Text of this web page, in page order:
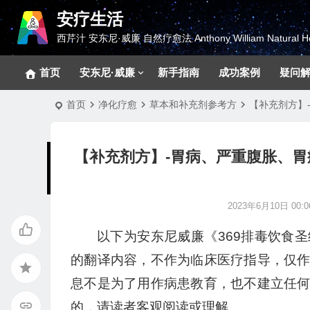
安疗生活
西芹汁 安东尼·威廉 自然疗愈法 Anthony William Natural
首页 安东尼·威廉 新手指南 成功案例 疑问
首页 净化疗愈 草本和补充剂参考方 【补充剂方
【补充剂方】-胃病、严重腹胀、
2023年6月10日
以下为安东尼威廉《369排毒饮食
的翻译内容，不作为临床医疗指导，仅
息不是为了用作病患教育，也不建立任